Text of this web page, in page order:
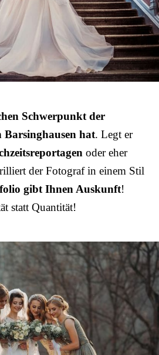
Schwerpunkt der
Barsinghausen hat. Legt er
oder eher
der Fotograf in einem Stil
gibt Ihnen Auskunft!
statt Quantität!